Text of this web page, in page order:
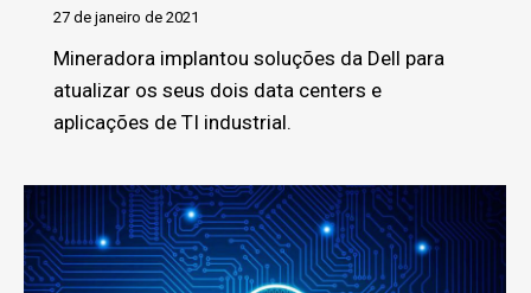
27 de janeiro de 2021
Mineradora implantou soluções da Dell para
atualizar os seus dois data centers e
aplicações de TI industrial.